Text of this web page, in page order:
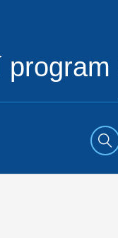
program